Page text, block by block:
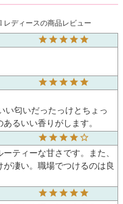
レディースの商品レビュー
匂いだったっけとちょっ
るいい香りがします。
ティーな甘さです。また、
凄い。職場でつけるのは良